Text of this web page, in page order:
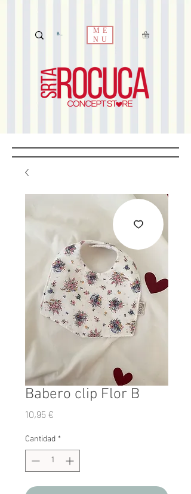
ME
NU
Babero clip Flor B
10,95 €
Cantidad *